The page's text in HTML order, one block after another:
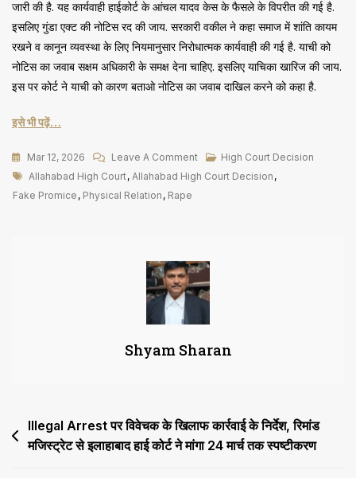
जारी की है. यह कार्यवाही हाईकोर्ट के आंचल यादव केस के फैसले के विपरीत की गई है.
इसलिए गुंडा एक्ट की नोटिस रद की जाय. सरकारी वकील ने कहा समाज में शांति कायम
रखने व कानून व्यवस्था के लिए नियमानुसार निरोधात्मक कार्यवाही की गई है. याची को
नोटिस का जवाब सक्षम अधिकारी के समक्ष देना चाहिए. इसलिए याचिका खारिज की जाय.
इस पर कोर्ट ने याची को कारण बताओ नोटिस का जवाब दाखिल करने को कहा है.
इसे भी पढ़ें…
Mar 12, 2026 Leave A CommentOn
शादी
Physical
Relation
बलात्कार
(376
माना
जायेगा,
High Court Decision
Tags
Allahabad High Court, Allahabad High Court Decision ,
Fake Promice , Physical Relation , Rape
Shyam Sharan
Post
navigation
Illegal Arrest पर विवेचक के खिलाफ कार्रवाई के निर्देश, रिमांड
मजिस्ट्रेट से इलाहाबाद हाई कोर्ट ने मांगा 24 मार्च तक स्पष्टीकरण